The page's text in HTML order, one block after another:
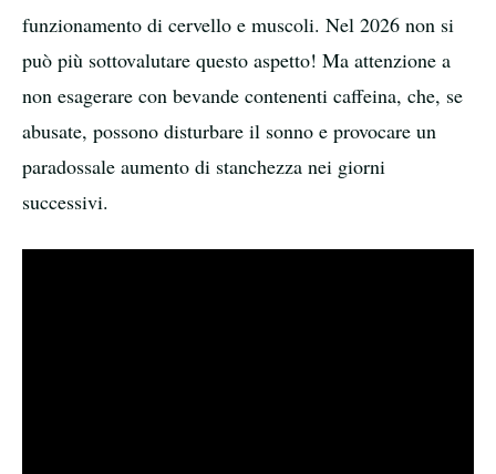
funzionamento di cervello e muscoli. Nel 2026 non si
può più sottovalutare questo aspetto! Ma attenzione a
non esagerare con bevande contenenti caffeina, che, se
abusate, possono disturbare il sonno e provocare un
paradossale aumento di stanchezza nei giorni
successivi.